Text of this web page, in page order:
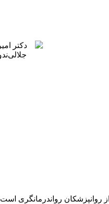
روانپزشکان